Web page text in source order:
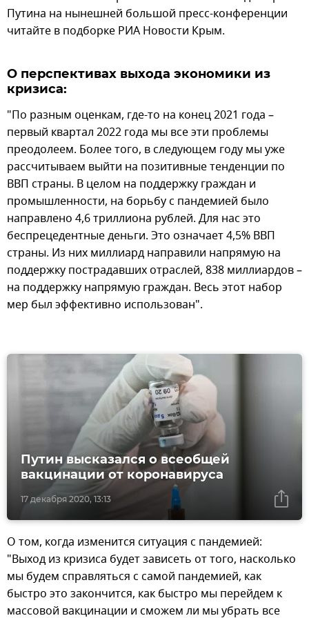
Путина на нынешней большой пресс-конференции
читайте в подборке РИА Новости Крым.
О перспективах выхода экономики из
кризиса:
"По разным оценкам, где-то на конец 2021 года –
первый квартал 2022 года мы все эти проблемы
преодолеем. Более того, в следующем году мы уже
рассчитываем выйти на позитивные тенденции по
ВВП страны. В целом на поддержку граждан и
промышленности, на борьбу с пандемией было
направлено 4,6 триллиона рублей. Для нас это
беспрецедентные деньги. Это означает 4,5% ВВП
страны. Из них миллиард направили напрямую на
поддержку пострадавших отраслей, 838 миллиардов –
на поддержку напрямую граждан. Весь этот набор
мер был эффективно использован".
17 декабря 2020, 13:13
Путин высказался о всеобщей
вакцинации от коронавируса
О том, когда изменится ситуация с пандемией:
"Выход из кризиса будет зависеть от того, насколько
мы будем справляться с самой пандемией, как
быстро это закончится, как быстро мы перейдем к
массовой вакцинации и сможем ли мы убрать все